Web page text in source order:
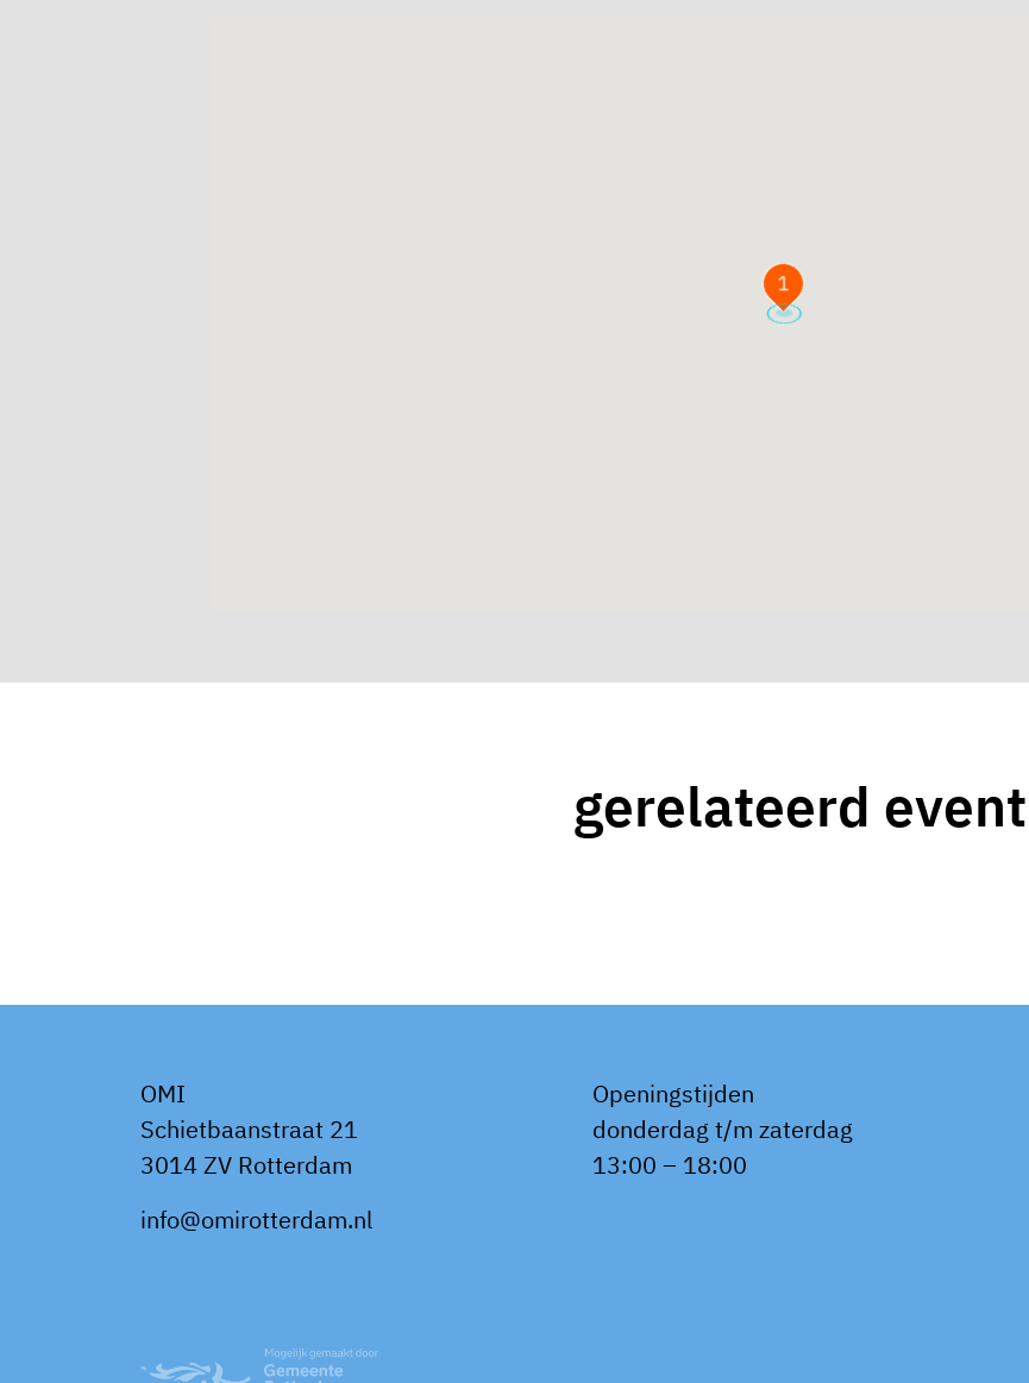
1
gerelateerd event
OMI
Schietbaanstraat 21
3014 ZV Rotterdam
info@omirotterdam.nl
Openingstijden
donderdag t/m zaterdag
13:00 – 18:00